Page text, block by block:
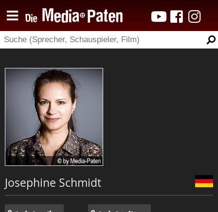
Josephine Schmidt